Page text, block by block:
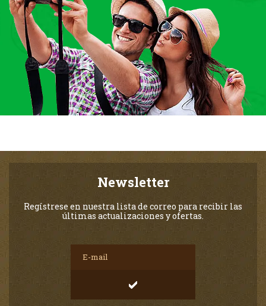
Newsletter
Regístrese en nuestra lista de correo para recibir las
últimas actualizaciones y ofertas.